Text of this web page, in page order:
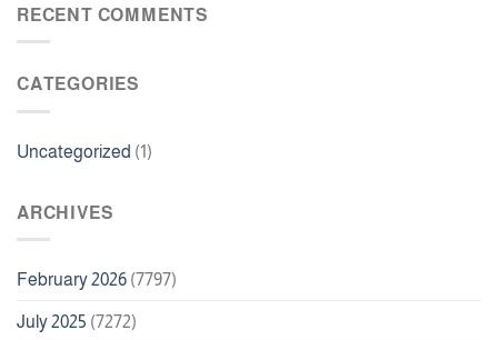
Free
لعبة
RECENT COMMENTS
CATEGORIES
Uncategorized (1)
ARCHIVES
February 2026 (7797)
July 2025 (7272)